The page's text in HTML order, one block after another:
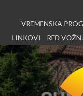
VREMENSKA
LINKOVI
RED